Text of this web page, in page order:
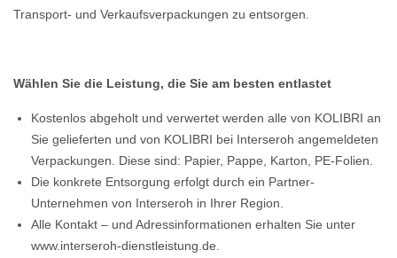
Transport- und Verkaufsverpackungen zu entsorgen.
Wählen Sie die Leistung, die Sie am besten entlastet
Kostenlos abgeholt und verwertet werden alle von KOLIBRI an
Sie gelieferten und von KOLIBRI bei Interseroh angemeldeten
Verpackungen. Diese sind: Papier, Pappe, Karton, PE-Folien.
Die konkrete Entsorgung erfolgt durch ein Partner-
Unternehmen von Interseroh in Ihrer Region.
Alle Kontakt – und Adressinformationen erhalten Sie unter
www.interseroh-dienstleistung.de.